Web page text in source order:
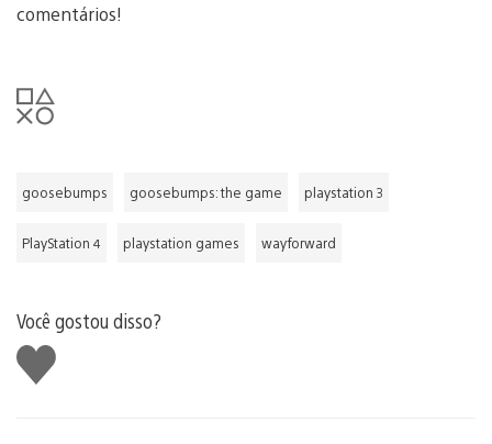
comentários!
goosebumps goosebumps: the game playstation 3
PlayStation 4 playstation games wayforward
Você gostou disso?
Curtir